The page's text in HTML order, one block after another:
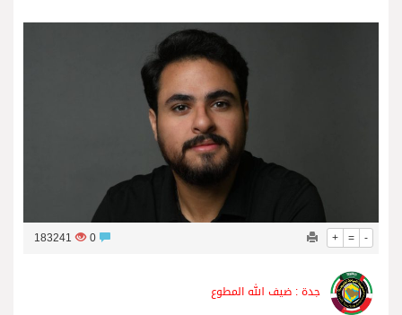
فريق جازو للسباقات يحرز المراكز الثلاثة الأولى في النسخة 75 من رالي فنلندا
+ = -
183241
جدة : ضيف الله المطوع